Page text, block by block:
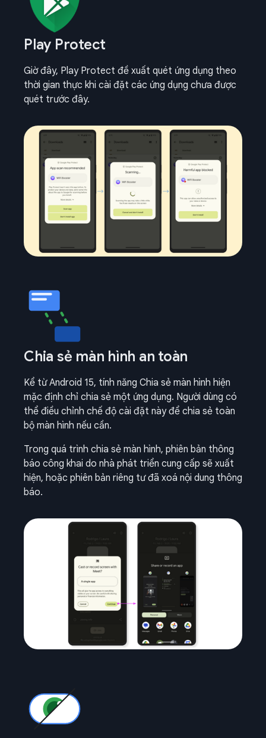
Play Protect
Giờ đây, Play Protect đề xuất quét ứng dụng theo
thời gian thực khi cài đặt các ứng dụng chưa được
quét trước đây.
Chia sẻ màn hình an toàn
Kể từ Android 15, tính năng Chia sẻ màn hình hiện
mặc định chỉ chia sẻ một ứng dụng. Người dùng có
thể điều chỉnh chế độ cài đặt này để chia sẻ toàn
bộ màn hình nếu cần.
Trong quá trình chia sẻ màn hình, phiên bản thông
báo công khai do nhà phát triển cung cấp sẽ xuất
hiện, hoặc phiên bản riêng tư đã xoá nội dung thông
báo.